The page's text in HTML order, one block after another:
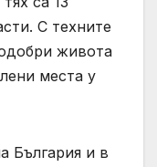
С техните
живота
места у
България и в